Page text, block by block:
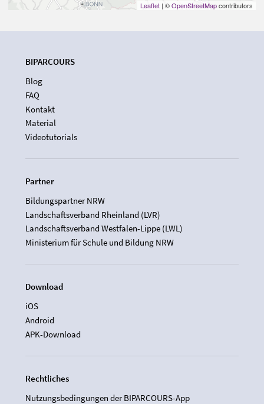
Leaflet | ©OpenStreetMapcontributors
BIPARCOURS
Blog
FAQ
Kontakt
Material
Videotutorials
Partner
Bildungspartner NRW
Landschaftsverband Rheinland (LVR)
Landschaftsverband Westfalen-Lippe (LWL)
Ministerium für Schule und Bildung NRW
Download
iOS
Android
APK-Download
Rechtliches
Nutzungsbedingungen der BIPARCOURS-App